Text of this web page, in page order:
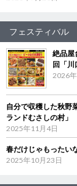
フェスティバル
絶品屋
回「川
2026
自分で収穫した秋野
ランドむさしの村」
2025年11月4日
春だけじゃもったい
2025年10月23日